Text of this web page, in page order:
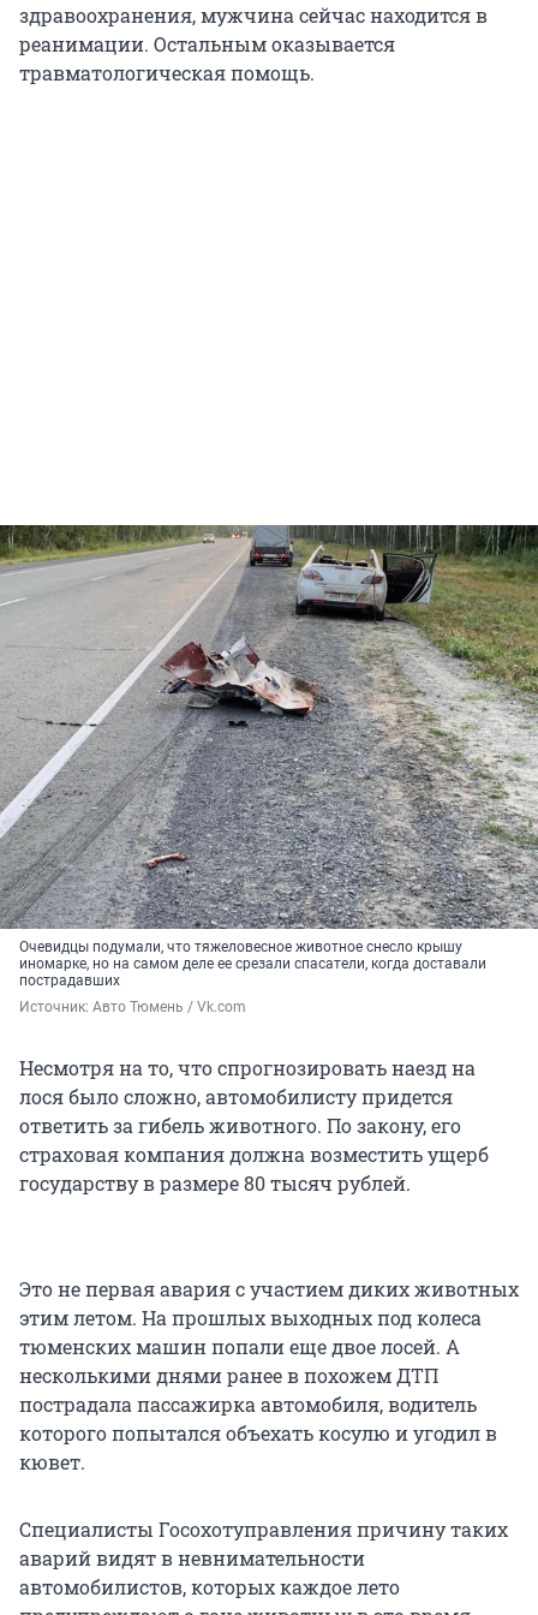
здравоохранения, мужчина сейчас находится в
реанимации. Остальным оказывается
травматологическая помощь.
Очевидцы подумали, что тяжеловесное животное снесло крышу
иномарке, но на самом деле ее срезали спасатели, когда доставали
пострадавших
Источник: Авто Тюмень / Vk.com
Несмотря на то, что спрогнозировать наезд на
лося было сложно, автомобилисту придется
ответить за гибель животного. По закону, его
страховая компания должна возместить ущерб
государству в размере 80 тысяч рублей.
Это не первая авария с участием диких животных
этим летом. На прошлых выходных под колеса
тюменских машин попали еще двое лосей. А
несколькими днями ранее в похожем ДТП
пострадала пассажирка автомобиля, водитель
которого попытался объехать косулю и угодил в
кювет.
Специалисты Госохотуправления причину таких
аварий видят в невнимательности
автомобилистов, которых каждое лето